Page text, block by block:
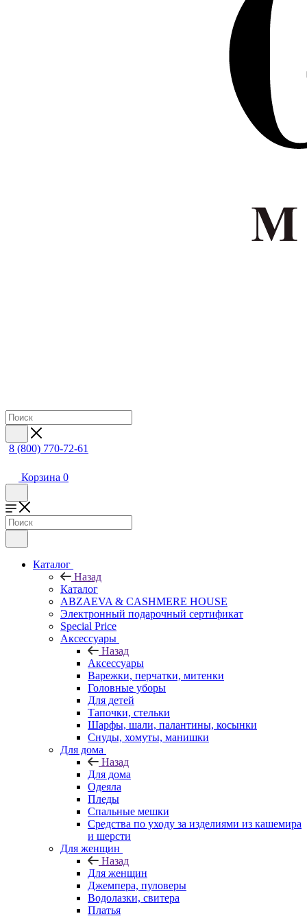
8 (800) 770-72-61
Корзина 0
Каталог
Назад
Каталог
ABZAEVA & CASHMERE HOUSE
Электронный подарочный сертификат
Special Price
Аксессуары
Назад
Аксессуары
Варежки, перчатки, митенки
Головные уборы
Для детей
Тапочки, стельки
Шарфы, шали, палантины, косынки
Снуды, хомуты, манишки
Для дома
Назад
Для дома
Одеяла
Пледы
Спальные мешки
Средства по уходу за изделиями из кашемира
и шерсти
Для женщин
Назад
Для женщин
Джемпера, пуловеры
Водолазки, свитера
Платья